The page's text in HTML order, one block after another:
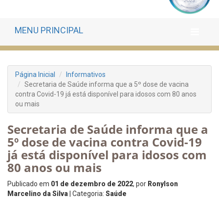
MENU PRINCIPAL
Página Inicial
Informativos
Secretaria de Saúde informa que a 5º dose de vacina
contra Covid-19 já está disponível para idosos com 80 anos
ou mais
Secretaria de Saúde informa que a
5º dose de vacina contra Covid-19
já está disponível para idosos com
80 anos ou mais
Publicado em 01 de dezembro de 2022, por Ronylson
Marcelino da Silva | Categoria: Saúde